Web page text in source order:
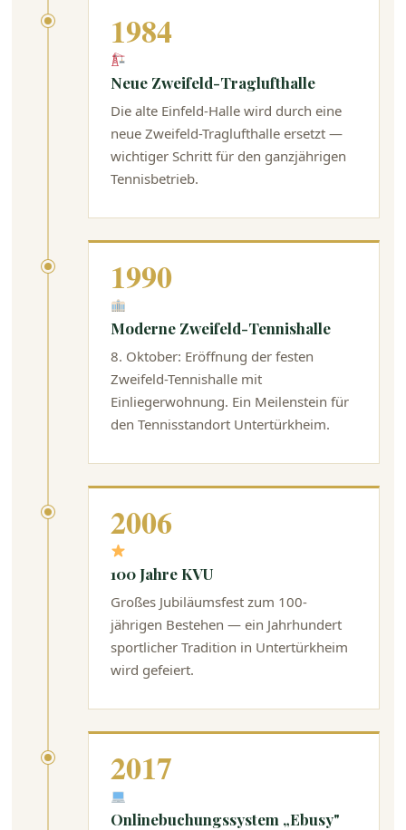
1984
Neue Zweifeld-Traglufthalle
Die alte Einfeld-Halle wird durch eine
neue Zweifeld-Traglufthalle ersetzt —
wichtiger Schritt für den ganzjährigen
Tennisbetrieb.
1990
Moderne Zweifeld-Tennishalle
8. Oktober: Eröffnung der festen
Zweifeld-Tennishalle mit
Einliegerwohnung. Ein Meilenstein für
den Tennisstandort Untertürkheim.
2006
100 Jahre KVU
Großes Jubiläumsfest zum 100-
jährigen Bestehen — ein Jahrhundert
sportlicher Tradition in Untertürkheim
wird gefeiert.
2017
Onlinebuchungssystem „Ebusy"